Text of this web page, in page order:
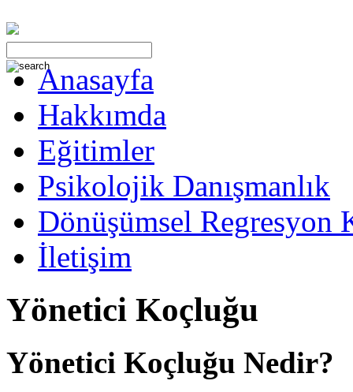
Anasayfa
Hakkımda
Eğitimler
Psikolojik Danışmanlık
Dönüşümsel Regresyon
İletişim
Yönetici Koçluğu
Yönetici Koçluğu Nedir?